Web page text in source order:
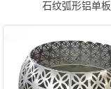
石纹弧形铝单板